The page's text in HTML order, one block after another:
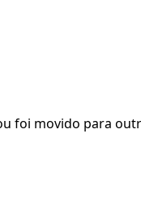
foi movido para